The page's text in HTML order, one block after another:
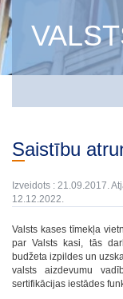
Saistību
Izveidots : 21.09.2017.
12.12.2022.
Valsts kases tīmekļa
par Valsts kasi, tās
budžeta izpildes un
valsts aizdevumu
sertifikācijas iestādes